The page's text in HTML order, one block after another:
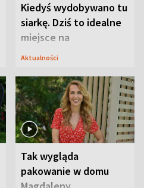
Kiedyś wydobywano tu
siarkę. Dziś to idealne
miejsce na
wypoczynek
Aktualności
Tak wygląda
pakowanie w domu